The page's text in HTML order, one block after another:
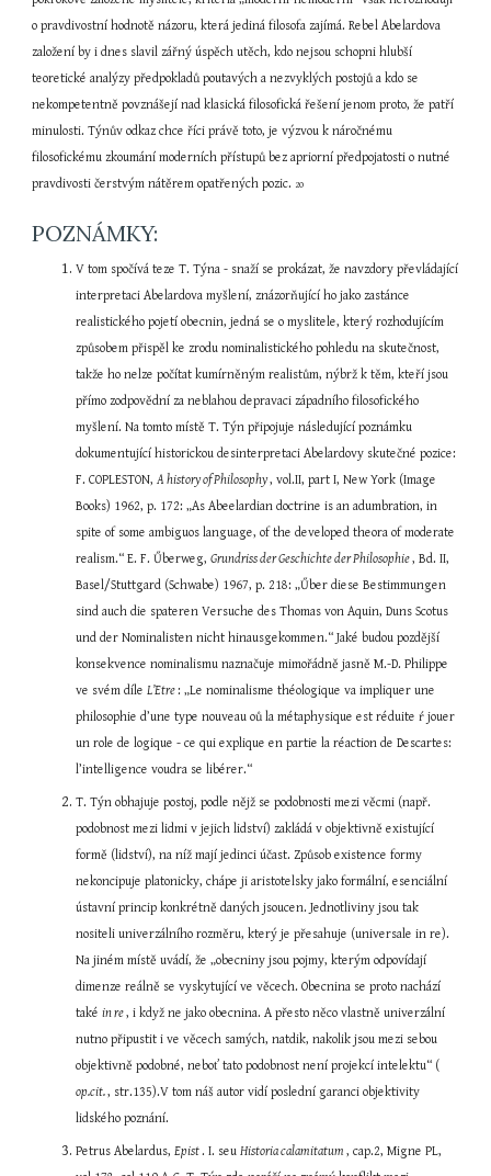
o pravdivostní hodnotě názoru, která jediná filosofa zajímá. Rebel Abelardova
založení by i dnes slavil zářný úspěch utěch, kdo nejsou schopni hlubší
teoretické analýzy předpokladů poutavých a nezvyklých postojů a kdo se
nekompetentně povznášejí nad klasická filosofická řešení jenom proto, že patří
minulosti. Týnův odkaz chce říci právě toto, je výzvou k náročnému
filosofickému zkoumání moderních přístupů bez apriorní předpojatosti o nutné
pravdivosti čerstvým nátěrem opatřených pozic. 20
POZNÁMKY:
V tom spočívá teze T. Týna - snaží se prokázat, že navzdory převládající
interpretaci Abelardova myšlení, znázorňující ho jako zastánce
realistického pojetí obecnin, jedná se o myslitele, který rozhodujícím
způsobem přispěl ke zrodu nominalistického pohledu na skutečnost,
takže ho nelze počítat kumírněným realistům, nýbrž k těm, kteří jsou
přímo zodpovědní za neblahou depravaci západního filosofického
myšlení. Na tomto místě T. Týn připojuje následující poznámku
dokumentující historickou desinterpretaci Abelardovy skutečné pozice:
F. COPLESTON, A history of Philosophy , vol.II, part I, New York (Image
Books) 1962, p. 172: „As Abeelardian doctrine is an adumbration, in
spite of some ambiguos language, of the developed theora of moderate
realism.“ E. F. Űberweg, Grundriss der Geschichte der Philosophie , Bd. II,
Basel/Stuttgard (Schwabe) 1967, p. 218: „Űber diese Bestimmungen
sind auch die spateren Versuche des Thomas von Aquin, Duns Scotus
und der Nominalisten nicht hinausgekommen.“ Jaké budou pozdější
konsekvence nominalismu naznačuje mimořádně jasně M.-D. Philippe
ve svém díle L’Etre : „Le nominalisme théologique va impliquer une
philosophie d’une type nouveau oů la métaphysique est réduite ŕ jouer
un role de logique - ce qui explique en partie la réaction de Descartes:
l’intelligence voudra se libérer.“
T. Týn obhajuje postoj, podle nějž se podobnosti mezi věcmi (např.
podobnost mezi lidmi v jejich lidství) zakládá v objektivně existující
formě (lidství), na níž mají jedinci účast. Způsob existence formy
nekoncipuje platonicky, chápe ji aristotelsky jako formální, esenciální
ústavní princip konkrétně daných jsoucen. Jednotliviny jsou tak
nositeli univerzálního rozměru, který je přesahuje (universale in re).
Na jiném místě uvádí, že „obecniny jsou pojmy, kterým odpovídají
dimenze reálně se vyskytující ve věcech. Obecnina se proto nachází
také in re , i když ne jako obecnina. A přesto něco vlastně univerzální
nutno připustit i ve věcech samých, natdik, nakolik jsou mezi sebou
op.cit. , str.135).V tom náš autor vidí poslední garanci objektivity
lidského poznání.
Petrus Abelardus, Epist . I. seu Historia calamitatum , cap.2, Migne PL,